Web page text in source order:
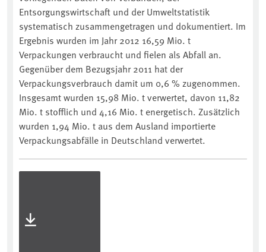
Entsorgungswirtschaft und der Umweltstatistik
systematisch zusammengetragen und dokumentiert. Im
Ergebnis wurden im Jahr 2012 16,59 Mio. t
Verpackungen verbraucht und fielen als Abfall an.
Gegenüber dem Bezugsjahr 2011 hat der
Verpackungsverbrauch damit um 0,6 % zugenommen.
Insgesamt wurden 15,98 Mio. t verwertet, davon 11,82
Mio. t stofflich und 4,16 Mio. t energetisch. Zusätzlich
wurden 1,94 Mio. t aus dem Ausland importierte
Verpackungsabfälle in Deutschland verwertet.